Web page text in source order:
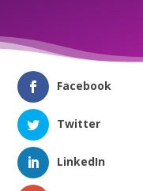
Facebook
Twitter
LinkedIn